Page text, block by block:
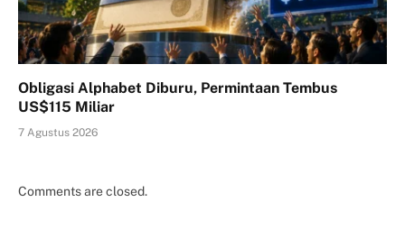
Obligasi Alphabet Diburu, Permintaan Tembus
US$115 Miliar
7 Agustus 2026
Comments are closed.